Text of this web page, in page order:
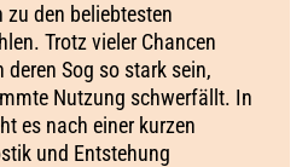
zu den beliebtesten
Trotz vieler Chancen
Sog so stark sein,
Nutzung schwerfällt. In
es nach einer kurzen
und Entstehung